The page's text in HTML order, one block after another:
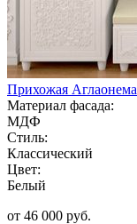
Прихожая Аглаонема
Материал фасада:
МДФ
Стиль:
Классический
Цвет:
Белый
от 46 000 руб.